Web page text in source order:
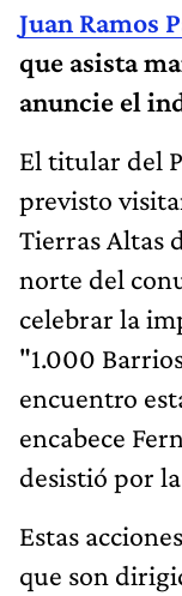
Juan Ramos
que asista
anuncie el
El titular del
previsto
Tierras Altas
norte del
celebrar la
"1.000
encuentro
encabece
desistió por
Estas
que son